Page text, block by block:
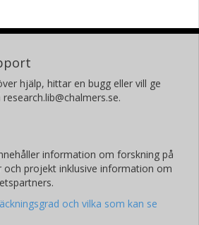
hjälp, hittar en bugg eller vill ge
information om forskning på
och projekt inklusive information om
och vilka som kan se